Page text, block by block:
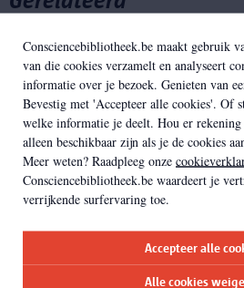
Consciencebibliotheek.be maakt gebruik
van die cookies verzamelt en analyseert
informatie over je bezoek. Genieten van
Bevestig met 'Accepteer alle cookies'. Of
welke informatie je deelt. Hou er rekening
alleen beschikbaar zijn als je de cookies
Meer weten? Raadpleeg onze
Consciencebibliotheek.be waardeert je
verrijkende surfervaring toe.
Accepteer alle
Alle cookies